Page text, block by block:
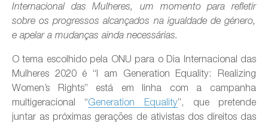
Internacional das Mulheres, um momento para refletir
sobre os progressos alcançados na igualdade de género,
e apelar a mudanças ainda necessárias.
O tema escolhido pela ONU para o Dia Internacional das
Mulheres 2020 é “I am Generation Equality: Realizing
Women’s Rights” está em linha com a campanha
multigeracional “Generation Equality”, que pretende
juntar as próximas gerações de ativistas dos direitos das